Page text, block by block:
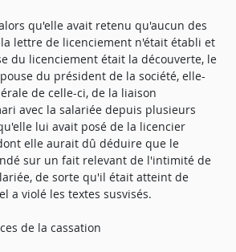
qu'elle avait retenu qu'aucun des
lettre de licenciement n'était établi et
du licenciement était la découverte, le
du président de la société, elle-
de celle-ci, de la liaison
avec la salariée depuis plusieurs
lui avait posé de la licencier
elle aurait dû déduire que le
sur un fait relevant de l'intimité de
de sorte qu'il était atteint de
a violé les textes susvisés.
de la cassation